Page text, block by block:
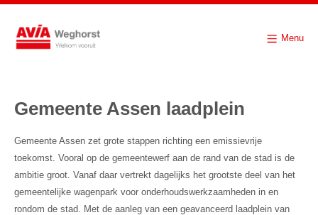
Menu
Gemeente Assen laadplein
Gemeente Assen zet grote stappen richting een emissievrije
toekomst. Vooral op de gemeentewerf aan de rand van de stad is de
ambitie groot. Vanaf daar vertrekt dagelijks het grootste deel van het
gemeentelijke wagenpark voor onderhoudswerkzaamheden in en
rondom de stad. Met de aanleg van een geavanceerd laadplein van